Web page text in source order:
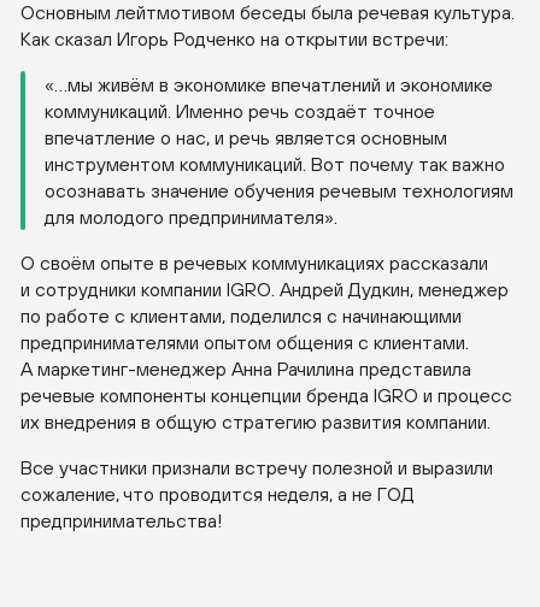
Основным лейтмотивом беседы была речевая культура.
Как сказал Игорь Родченко на открытии встречи:
«…мы живём в экономике впечатлений и экономике
коммуникаций. Именно речь создаёт точное
впечатление о нас, и речь является основным
инструментом коммуникаций. Вот почему так важно
осознавать значение обучения речевым технологиям
для молодого предпринимателя».
О своём опыте в речевых коммуникациях рассказали
и сотрудники компании IGRO. Андрей Дудкин, менеджер
по работе с клиентами, поделился с начинающими
предпринимателями опытом общения с клиентами.
А маркетинг-менеджер Анна Рачилина представила
речевые компоненты концепции бренда IGRO и процесс
их внедрения в общую стратегию развития компании.
Все участники признали встречу полезной и выразили
сожаление, что проводится неделя, а не ГОД
предпринимательства!